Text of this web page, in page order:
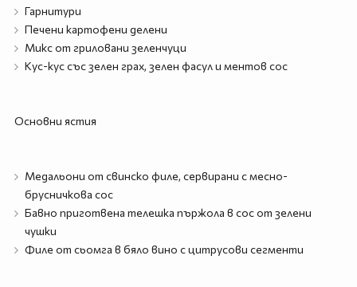
Гарнитури
Печени картофени делени
Микс от гриловани зеленчуци
Кус-кус със зелен грах, зелен фасул и ментов сос
Основни ястия
Медальони от свинско филе, сервирани с месно-
брусничкова сос
Бавно приготвена телешка пържола в сос от зелени
чушки
Филе от сьомга в бяло вино с цитрусови сегменти